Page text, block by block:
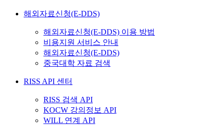
해외자료신청(E-DDS)
해외자료신청(E-DDS) 이용 방법
비용지원 서비스 안내
해외자료신청(E-DDS)
중국대학 자료 검색
RISS API 센터
RISS 검색 API
KOCW 강의정보 API
WILL 연계 API